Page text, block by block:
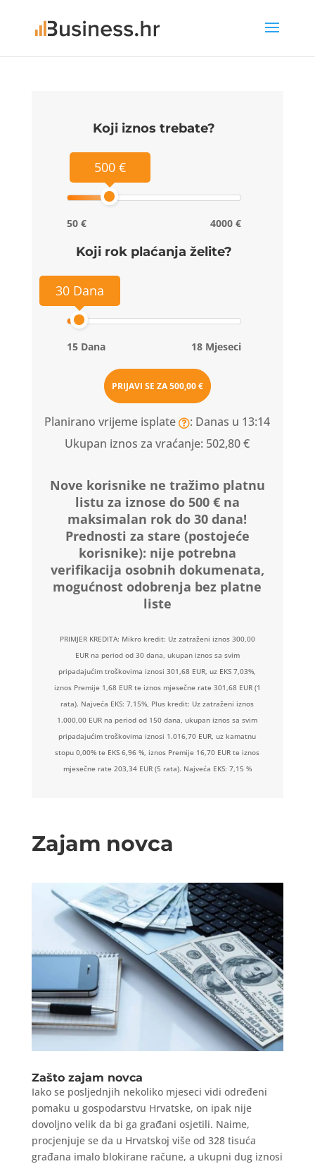
Koji iznos trebate?
500 €
50 € 4000 €
Koji rok plaćanja želite?
30 Dana
15 Dana 18 Mjeseci
PRIJAVI SE ZA500,00 €
Planirano vrijeme isplate
: Danas u 13:14
Ukupan iznos za vraćanje: 502,80 €
Nove korisnike ne tražimo platnu
listu za iznose do 500 € na
maksimalan rok do 30 dana!
Prednosti za stare (postojeće
korisnike): nije potrebna
verifikacija osobnih dokumenata,
mogućnost odobrenja bez platne
liste
PRIMJER KREDITA: Mikro kredit: Uz zatraženi iznos 300,00
EUR na period od 30 dana, ukupan iznos sa svim
pripadajućim troškovima iznosi 301,68 EUR, uz EKS 7,03%,
iznos Premije 1,68 EUR te iznos mjesečne rate 301,68 EUR (1
rata). Najveća EKS: 7,15%, Plus kredit: Uz zatraženi iznos
1.000,00 EUR na period od 150 dana, ukupan iznos sa svim
pripadajućim troškovima iznosi 1.016,70 EUR, uz kamatnu
stopu 0,00% te EKS 6,96 %, iznos Premije 16,70 EUR te iznos
mjesečne rate 203,34 EUR (5 rata). Najveća EKS: 7,15 %
Zajam novca
Zašto zajam novca
Iako se posljednjih nekoliko mjeseci vidi određeni
pomaku u gospodarstvu Hrvatske, on ipak nije
dovoljno velik da bi ga građani osjetili. Naime,
procjenjuje se da u Hrvatskoj više od 328 tisuća
građana imalo blokirane račune, a ukupni dug iznosi